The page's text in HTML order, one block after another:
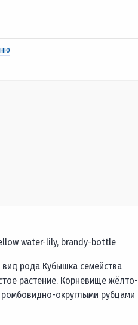
water-lily, brandy-bottle
рода Кубышка семейства
растение. Корневище жёлто-
округлыми рубцами